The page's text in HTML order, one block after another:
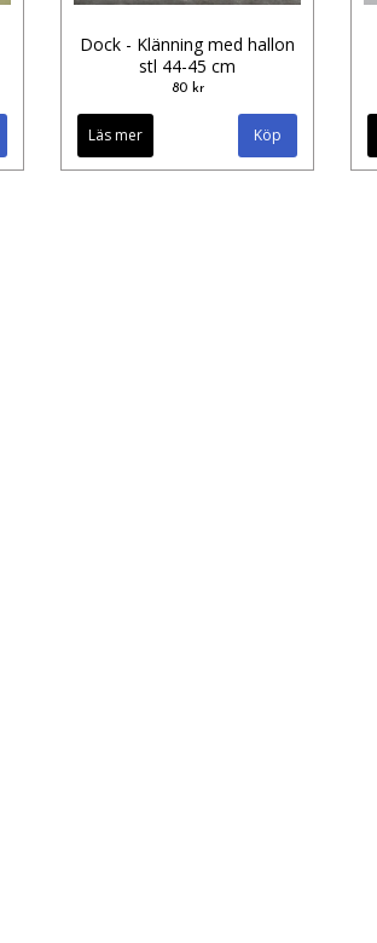
Dock - Klänning med hallon
stl 44-45 cm
80 kr
Läs mer